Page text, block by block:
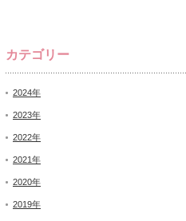
カテゴリー
2024年
2023年
2022年
2021年
2020年
2019年